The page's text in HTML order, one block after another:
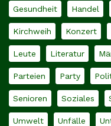
Gesundheit Handel
Kirchweih Konzert
Leute Literatur
Parteien Party
Senioren Soziales
Umwelt Unfälle